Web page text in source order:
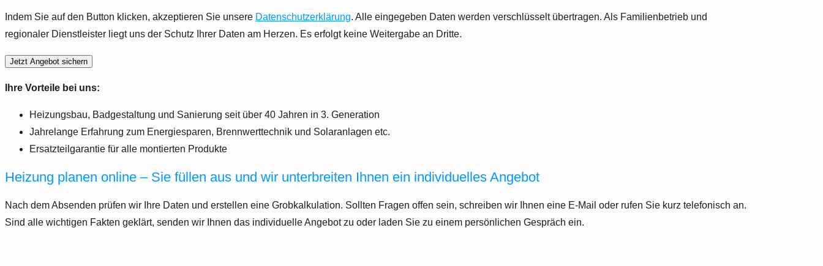
Indem Sie auf den Button klicken, akzeptieren Sie unsere Datenschutzerklärung. Alle eingegeben Daten werden verschlüsselt übertragen. Als Familienbetrieb und
regionaler Dienstleister liegt uns der Schutz Ihrer Daten am Herzen. Es erfolgt keine Weitergabe an Dritte.
Ihre Vorteile bei uns:
Heizungsbau, Badgestaltung und Sanierung seit über 40 Jahren in 3. Generation
Jahrelange Erfahrung zum Energiesparen, Brennwerttechnik und Solaranlagen etc.
Ersatzteilgarantie für alle montierten Produkte
Heizung planen online – Sie füllen aus und wir unterbreiten Ihnen ein individuelles Angebot
Nach dem Absenden prüfen wir Ihre Daten und erstellen eine Grobkalkulation. Sollten Fragen offen sein, schreiben wir Ihnen eine E-Mail oder rufen Sie kurz telefonisch an.
Sind alle wichtigen Fakten geklärt, senden wir Ihnen das individuelle Angebot zu oder laden Sie zu einem persönlichen Gespräch ein.